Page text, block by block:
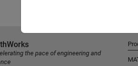
the pace of engineering and